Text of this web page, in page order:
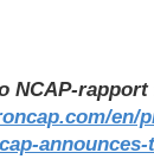
NCAP-
en/